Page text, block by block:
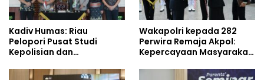
Kadiv Humas: Riau
Pelopori Pusat Studi
Kepolisian dan
Policing Masuki Babak
Wakapolri kepada 282
Perwira Remaja Akpol:
Kepercayaan Masyarakat